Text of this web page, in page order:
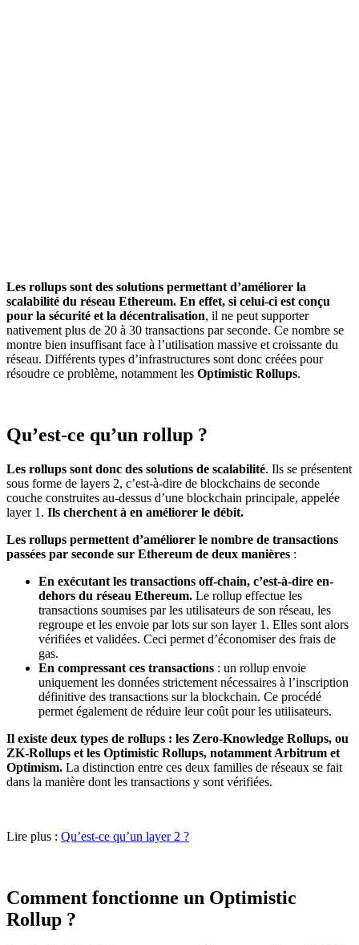
Les rollups sont des solutions permettant d’améliorer la
scalabilité du réseau Ethereum. En effet, si celui-ci est conçu
pour la sécurité et la décentralisation, il ne peut supporter
nativement plus de 20 à 30 transactions par seconde. Ce nombre se
montre bien insuffisant face à l’utilisation massive et croissante du
réseau. Différents types d’infrastructures sont donc créées pour
résoudre ce problème, notamment les Optimistic Rollups.
Qu’est-ce qu’un rollup ?
Les rollups sont donc des solutions de scalabilité. Ils se présentent
sous forme de layers 2, c’est-à-dire de blockchains de seconde
couche construites au-dessus d’une blockchain principale, appelée
layer 1. Ils cherchent à en améliorer le débit.
Les rollups permettent d’améliorer le nombre de transactions
passées par seconde sur Ethereum de deux manières :
En exécutant les transactions off-chain, c’est-à-dire en-
dehors du réseau Ethereum. Le rollup effectue les
transactions soumises par les utilisateurs de son réseau, les
regroupe et les envoie par lots sur son layer 1. Elles sont alors
vérifiées et validées. Ceci permet d’économiser des frais de
gas.
En compressant ces transactions : un rollup envoie
uniquement les données strictement nécessaires à l’inscription
définitive des transactions sur la blockchain. Ce procédé
permet également de réduire leur coût pour les utilisateurs.
Il existe deux types de rollups : les Zero-Knowledge Rollups, ou
ZK-Rollups et les Optimistic Rollups, notamment Arbitrum et
Optimism. La distinction entre ces deux familles de réseaux se fait
dans la manière dont les transactions y sont vérifiées.
Lire plus : Qu’est-ce qu’un layer 2 ?
Comment fonctionne un Optimistic
Rollup ?